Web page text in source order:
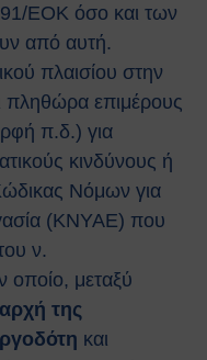
Έκτακτης Ανάγκης
Σχέδιο Εκκένωσης του
κέντρου ΕΚΕΦΕ
“Δημόκριτος”
Σχέδιο Εκκένωσης
Κτιρίων
ΥΑΕ
παράγοντες
Eπαγγελματικού
Κίνδυνος
ΕΟΚ όσο και των
από αυτή.
πλαισίου στην
πληθώρα επιμέρους
π.δ.) για
κινδύνους ή
Νόμων για
(ΚΝΥΑΕ) που
ν.
οποίο, μεταξύ
της
και